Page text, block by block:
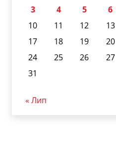
3
4 5 6
10
11 12 13
17
18 19 20
24
25 26 27
31
« Лип